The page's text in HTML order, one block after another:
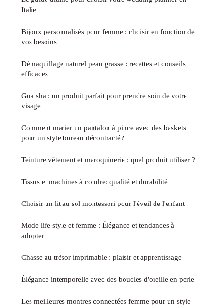
Italie
Bijoux personnalisés pour femme : choisir en fonction de
vos besoins
Démaquillage naturel peau grasse : recettes et conseils
efficaces
Gua sha : un produit parfait pour prendre soin de votre
visage
Comment marier un pantalon à pince avec des baskets
pour un style bureau décontracté?
Teinture vêtement et maroquinerie : quel produit utiliser ?
Tissus et machines à coudre: qualité et durabilité
Choisir un lit au sol montessori pour l'éveil de l'enfant
Mode life style et femme : Élégance et tendances à
adopter
Chasse au trésor imprimable : plaisir et apprentissage
Élégance intemporelle avec des boucles d'oreille en perle
Les meilleures montres connectées femme pour un style